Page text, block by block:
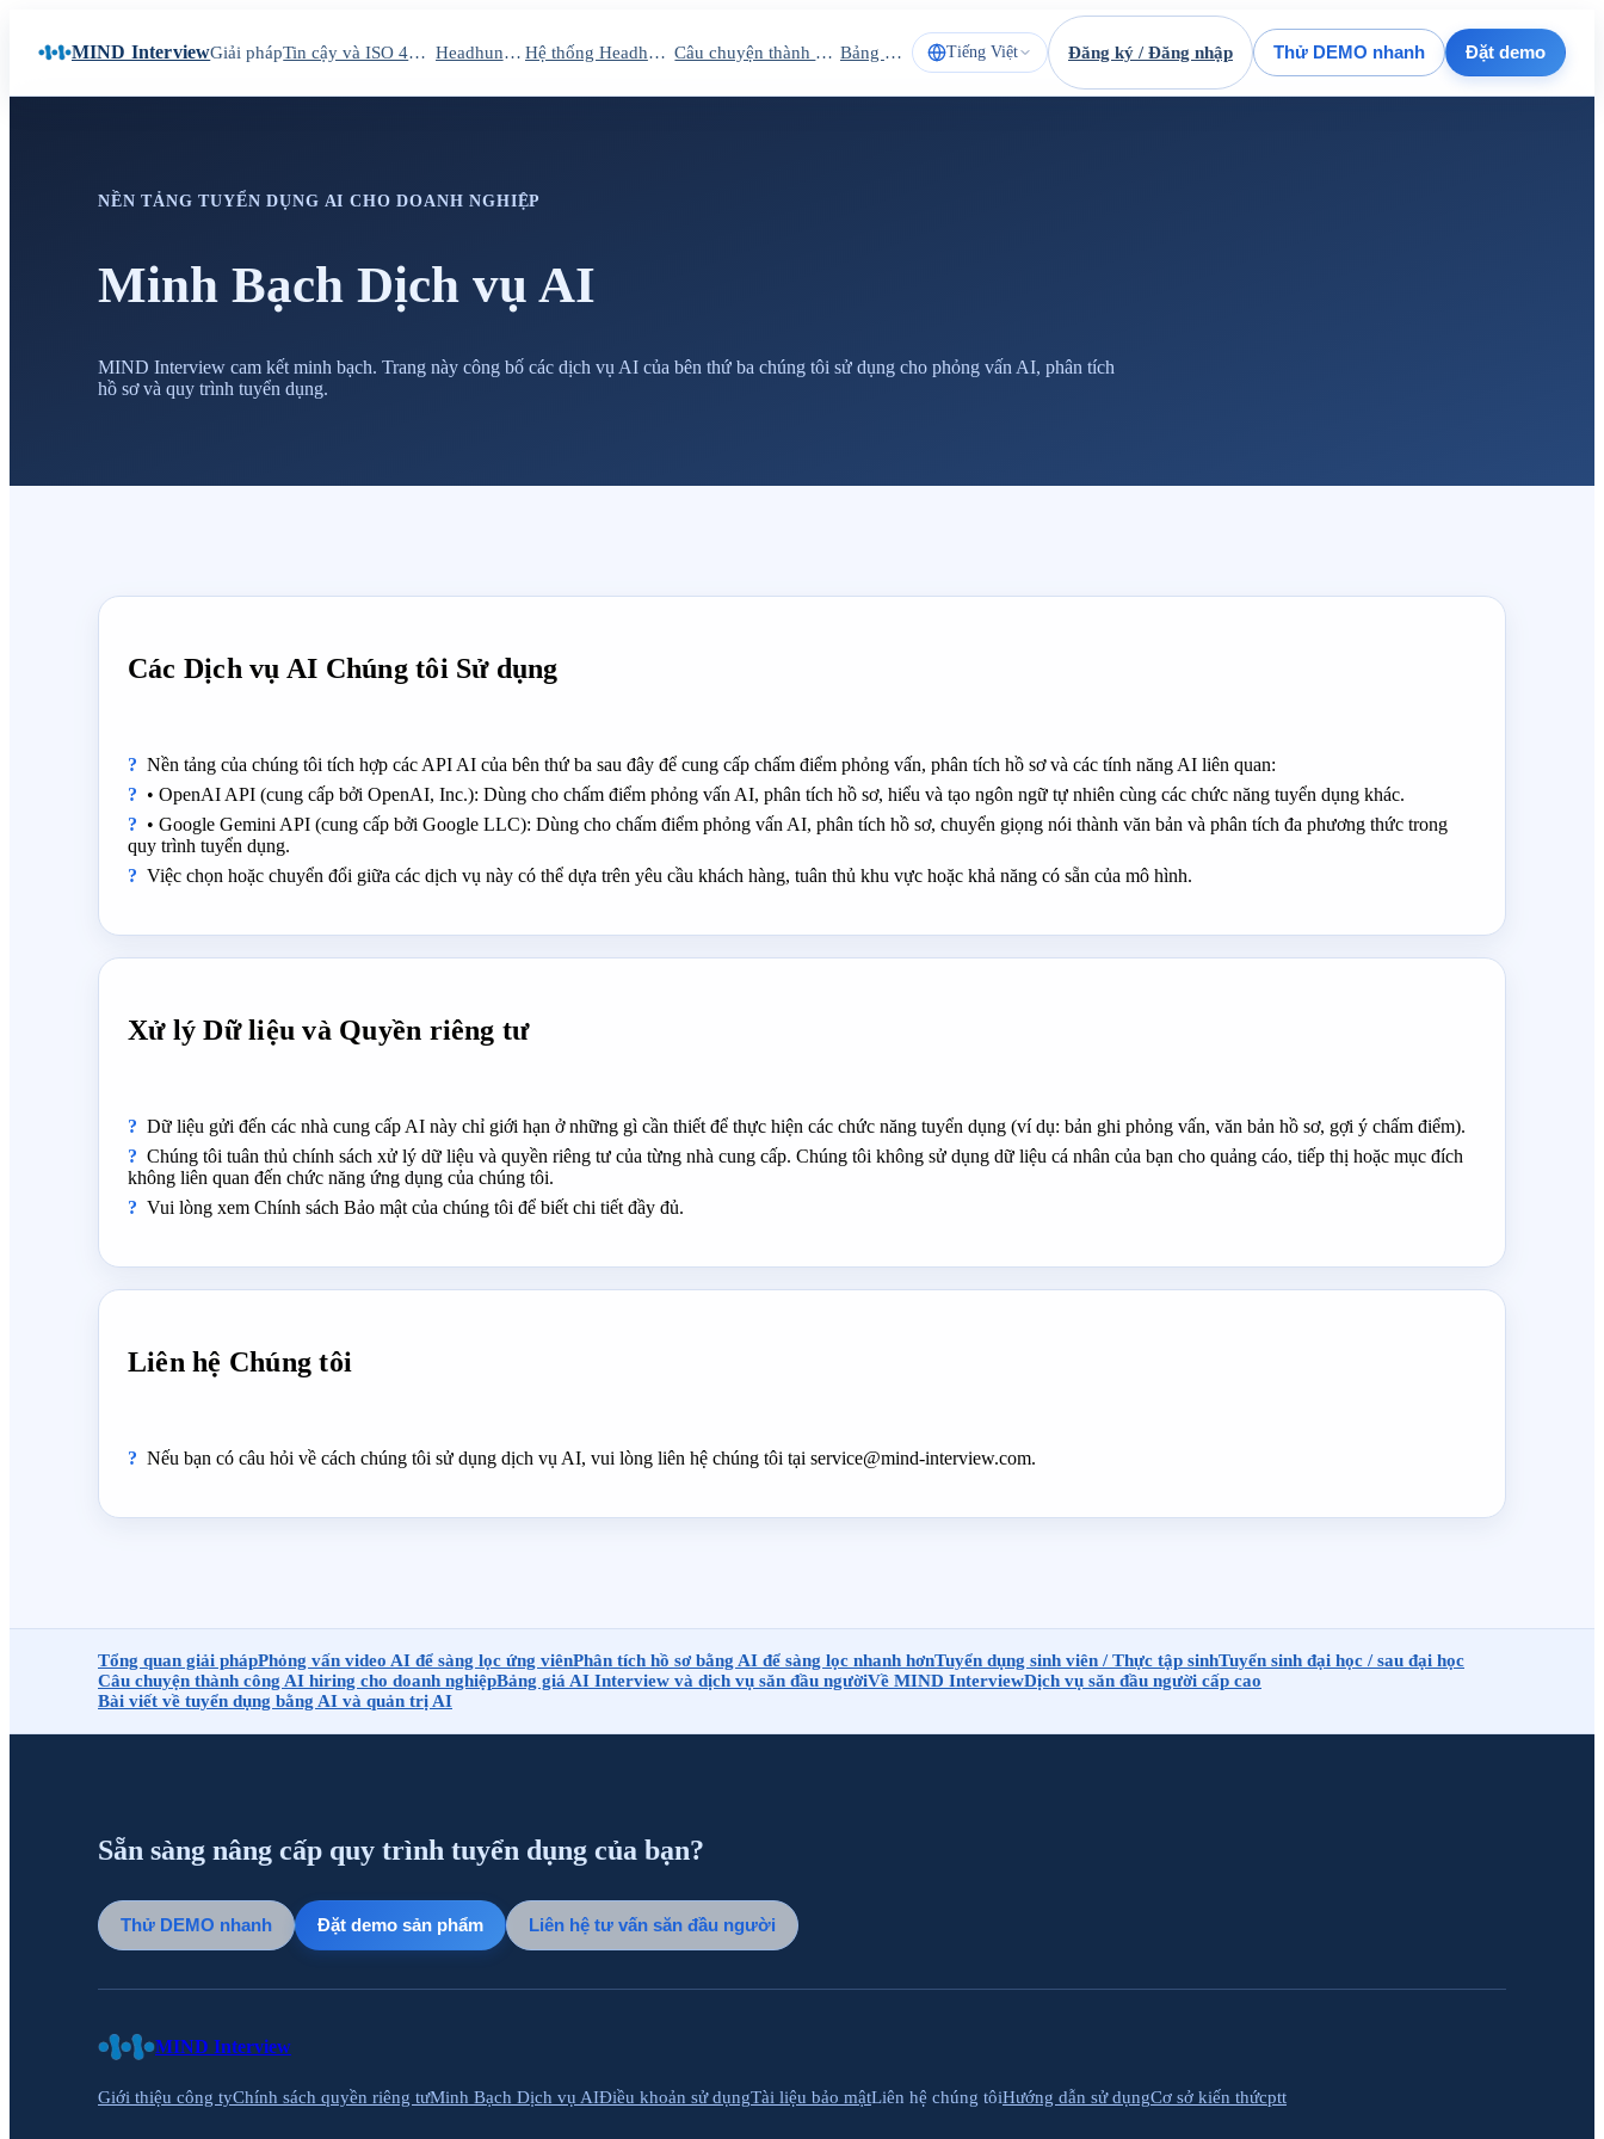
MIND InterviewGiải pháp Tin cậy và ISO 42001 Headhunting Hệ thống Headhunter Câu chuyện thành công Bảng giá Tiếng Việt Đăng ký / Đăng nhập Thử DEMO nhanh Đặt demo
NỀN TẢNG TUYỂN DỤNG AI CHO DOANH NGHIỆP
Minh Bạch Dịch vụ AI
MIND Interview cam kết minh bạch. Trang này công bố các dịch vụ AI của bên thứ ba chúng tôi sử dụng cho phỏng vấn AI, phân tích
hồ sơ và quy trình tuyển dụng.
Các Dịch vụ AI Chúng tôi Sử dụng
Nền tảng của chúng tôi tích hợp các API AI của bên thứ ba sau đây để cung cấp chấm điểm phỏng vấn, phân tích hồ sơ và các tính năng AI liên quan:
• OpenAI API (cung cấp bởi OpenAI, Inc.): Dùng cho chấm điểm phỏng vấn AI, phân tích hồ sơ, hiểu và tạo ngôn ngữ tự nhiên cùng các chức năng tuyển dụng khác.
• Google Gemini API (cung cấp bởi Google LLC): Dùng cho chấm điểm phỏng vấn AI, phân tích hồ sơ, chuyển giọng nói thành văn bản và phân tích đa phương thức trong
quy trình tuyển dụng.
Việc chọn hoặc chuyển đổi giữa các dịch vụ này có thể dựa trên yêu cầu khách hàng, tuân thủ khu vực hoặc khả năng có sẵn của mô hình.
Xử lý Dữ liệu và Quyền riêng tư
Dữ liệu gửi đến các nhà cung cấp AI này chỉ giới hạn ở những gì cần thiết để thực hiện các chức năng tuyển dụng (ví dụ: bản ghi phỏng vấn, văn bản hồ sơ, gợi ý chấm điểm).
Chúng tôi tuân thủ chính sách xử lý dữ liệu và quyền riêng tư của từng nhà cung cấp. Chúng tôi không sử dụng dữ liệu cá nhân của bạn cho quảng cáo, tiếp thị hoặc mục đích
không liên quan đến chức năng ứng dụng của chúng tôi.
Vui lòng xem Chính sách Bảo mật của chúng tôi để biết chi tiết đầy đủ.
Liên hệ Chúng tôi
Nếu bạn có câu hỏi về cách chúng tôi sử dụng dịch vụ AI, vui lòng liên hệ chúng tôi tại service@mind-interview.com.
Tổng quan giải phápPhỏng vấn video AI để sàng lọc ứng viênPhân tích hồ sơ bằng AI để sàng lọc nhanh hơnTuyển dụng sinh viên / Thực tập sinhTuyển sinh đại học / sau đại học
Câu chuyện thành công AI hiring cho doanh nghiệpBảng giá AI Interview và dịch vụ săn đầu ngườiVề MIND InterviewDịch vụ săn đầu người cấp cao
Bài viết về tuyển dụng bằng AI và quản trị AI
Sẵn sàng nâng cấp quy trình tuyển dụng của bạn?
Thử DEMO nhanh Đặt demo sản phẩm Liên hệ tư vấn săn đầu người
MIND Interview
Giới thiệu công tyChính sách quyền riêng tưMinh Bạch Dịch vụ AIĐiều khoản sử dụngTài liệu bảo mậtLiên hệ chúng tôiHướng dẫn sử dụngCơ sở kiến thứcptt